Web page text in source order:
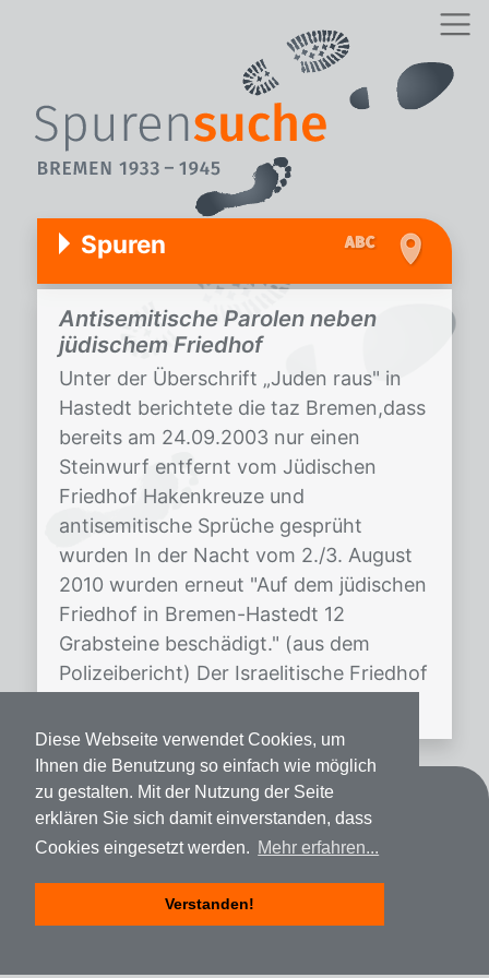
Diese Webseite verwendet Cookies, um
Ihnen die Benutzung so einfach wie möglich
zu gestalten. Mit der Nutzung der Seite
erklären Sie sich damit einverstanden, dass
Cookies eingesetzt werden. Mehr erfahren...
Verstanden!
Spuren
Antisemitische Parolen neben
jüdischem Friedhof
Unter der Überschrift „Juden raus" in
Hastedt berichtete die taz Bremen,dass
bereits am 24.09.2003 nur einen
Steinwurf entfernt vom Jüdischen
Friedhof Hakenkreuze und
antisemitische Sprüche gesprüht
wurden In der Nacht vom 2./3. August
2010 wurden erneut "Auf dem jüdischen
Friedhof in Bremen-Hastedt 12
Grabsteine beschädigt." (aus dem
Polizeibericht) Der Israelitische Friedhof
Kontakt
Datenschutz